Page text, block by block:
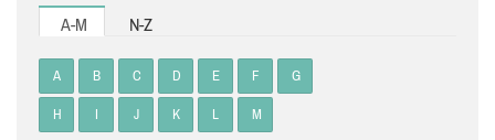
A-M N-Z
A B C D E F G
H I J K L M